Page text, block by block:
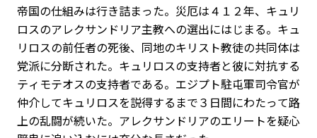
帝国の仕組みは行き詰まった。災厄は４１２年、キュリ
ロスのアレクサンドリア主教への選出にはじまる。キュ
リロスの前任者の死後、同地のキリスト教徒の共同体は
党派に分断された。キュリロスの支持者と彼に対抗する
ティモテオスの支持者である。エジプト駐屯軍司令官が
仲介してキュリロスを説得するまで３日間にわたって路
上の乱闘が続いた。アレクサンドリアのエリートを疑心